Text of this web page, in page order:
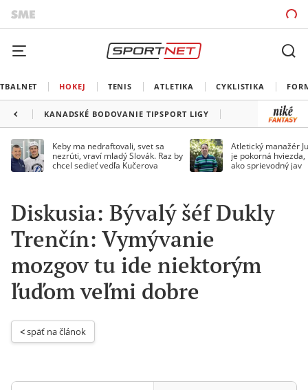
HOKEJ TENIS ATLETIKA CYKLISTIKA
KANADSKÉ BODOVANIE TIPSPORT LIGY
Keby ma nedraftovali, svet sa
nezrúti, vraví mladý Slovák. Raz by
chcel sedieť vedľa Kučerova
Atletický manažér
je pokorná
ako sprievodný jav
Diskusia: Bývalý šéf Dukly
Trenčín: Vymývanie
mozgov tu ide niektorým
ľuďom veľmi dobre
< späť na článok